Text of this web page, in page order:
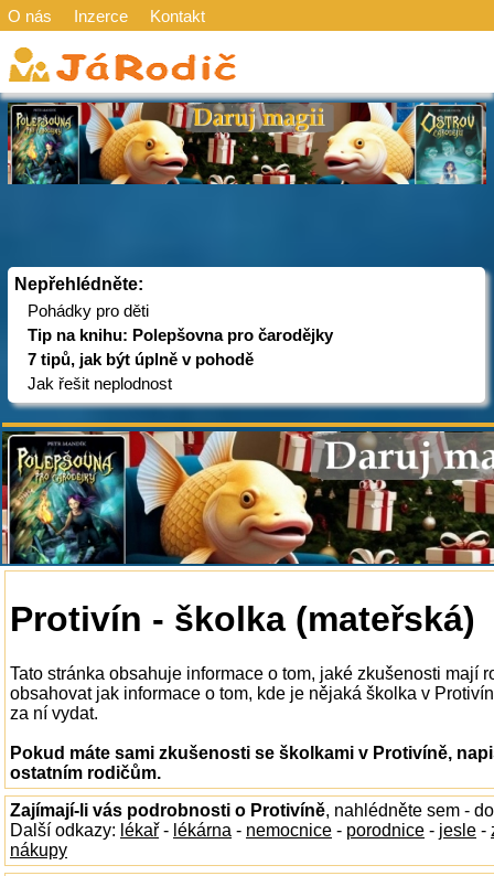
O nás Inzerce Kontakt
Nepřehlédněte:
Pohádky pro děti
Tip na knihu: Polepšovna pro čarodějky
7 tipů, jak být úplně v pohodě
Jak řešit neplodnost
Protivín - školka (mateřská)
Tato stránka obsahuje informace o tom, jaké zkušenosti mají
obsahovat jak informace o tom, kde je nějaká školka v
za ní vydat.
Pokud máte sami zkušenosti se školkami v Protivíně,
ostatním rodičům.
Zajímají-li vás podrobnosti o Protivíně, nahlédněte sem -
Další odkazy: lékař - lékárna - nemocnice - porodnice - jesle -
nákupy